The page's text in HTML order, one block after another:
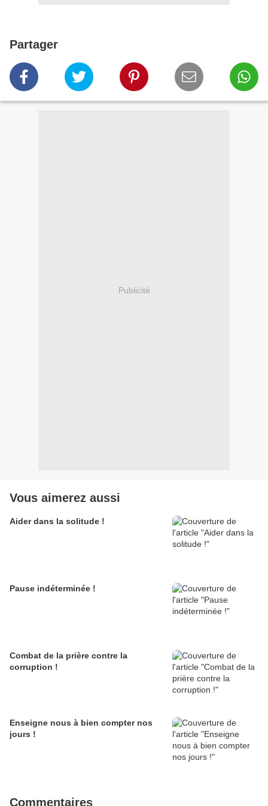
Partager
Publicité
Vous aimerez aussi
Aider dans la solitude !
Pause indéterminée !
Combat de la prière contre la
corruption !
Enseigne nous à bien compter nos
jours !
Commentaires